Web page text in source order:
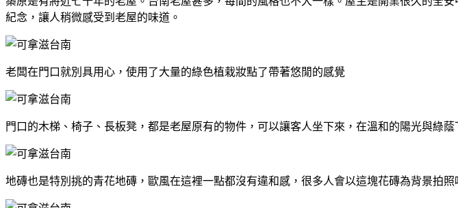
紀念，讓人稍微感受到老屋的味道。
老闆在門口就別具用心，使用了大量的綠色植栽妝點了帶著悠閒的感覺
門口的木梯、椅子、長板凳，都是老屋原有的物件，可以讓客人坐下來，在溫和的陽光與綠
地磚也是特別挑的青花地磚，歐風在這裡一點都沒有違和感，很多人會以這塊花磚為背景拍照